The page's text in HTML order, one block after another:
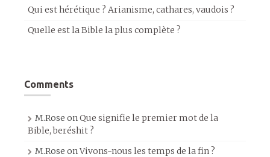
Qui est hérétique ? Arianisme, cathares, vaudois ?
Quelle est la Bible la plus complète ?
Comments
M.Rose onQue signifie le premier mot de la
Bible, beréshit ?
M.Rose onVivons-nous les temps de la fin ?